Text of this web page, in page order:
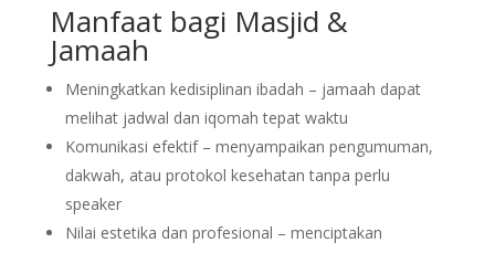
Manfaat bagi Masjid &
Jamaah
Meningkatkan kedisiplinan ibadah – jamaah dapat
melihat jadwal dan iqomah tepat waktu
Komunikasi efektif – menyampaikan pengumuman,
dakwah, atau protokol kesehatan tanpa perlu
speaker
Nilai estetika dan profesional – menciptakan